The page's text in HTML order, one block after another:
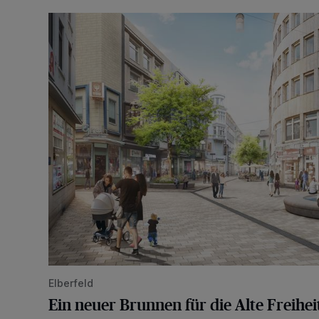
Ein neuer Brunnen für die Alte Freiheit
Elberfeld
Ein neuer Brunnen für die Alte